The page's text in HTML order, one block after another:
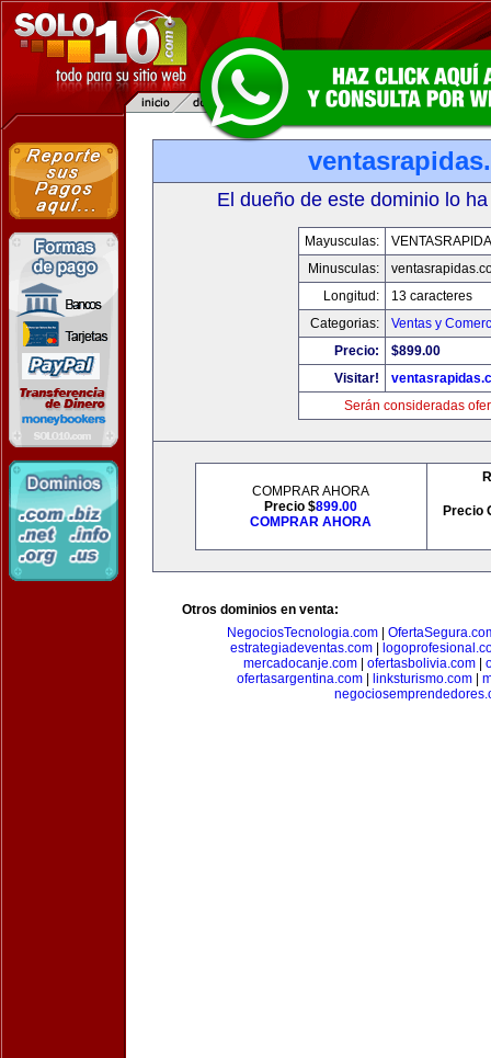
El dueño de este dominio lo
Mayusculas:
Minusculas:
Longitud:
13 caracteres
Categorias:
Ventas y
Precio:
$899.00
Visitar!
Serán consideradas
COMPRAR AHORA
Precio $899.00
COMPRAR AHORA
Precio
Otros dominios en venta:
NegociosTecnologia.com
estrategiadeventas.com|
mercadocanje.com
ofertasbolivia.com
ofertasargentina.com| linksturismo.com|